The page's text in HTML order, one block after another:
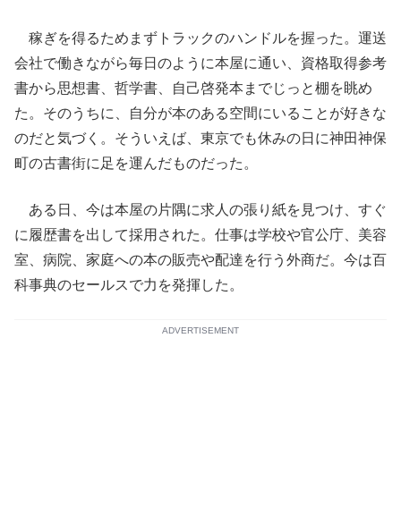
稼ぎを得るためまずトラックのハンドルを握った。運送
会社で働きながら毎日のように本屋に通い、資格取得参考
書から思想書、哲学書、自己啓発本までじっと棚を眺め
た。そのうちに、自分が本のある空間にいることが好きな
のだと気づく。そういえば、東京でも休みの日に神田神保
町の古書街に足を運んだものだった。
ある日、今は本屋の片隅に求人の張り紙を見つけ、すぐ
に履歴書を出して採用された。仕事は学校や官公庁、美容
室、病院、家庭への本の販売や配達を行う外商だ。今は百
科事典のセールスで力を発揮した。
ADVERTISEMENT